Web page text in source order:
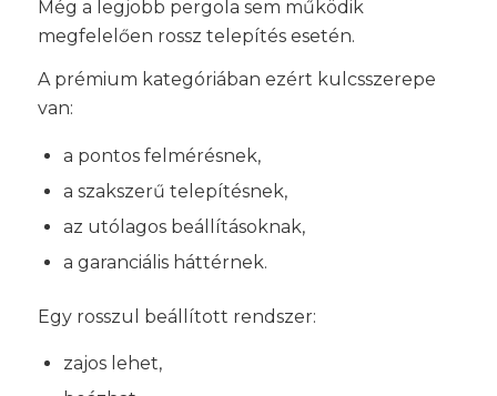
Még a legjobb pergola sem működik
megfelelően rossz telepítés esetén.
A prémium kategóriában ezért kulcsszerepe
van:
a pontos felmérésnek,
a szakszerű telepítésnek,
az utólagos beállításoknak,
a garanciális háttérnek.
Egy rosszul beállított rendszer:
zajos lehet,